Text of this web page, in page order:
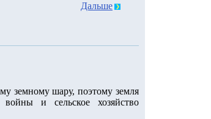
Дальше
земному шару, поэтому земля
войны и сельское хозяйство